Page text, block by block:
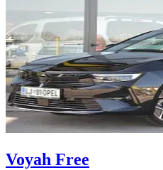
Voyah Free